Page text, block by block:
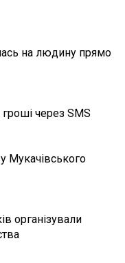
на людину прямо
через SMS
Мукачівського
організували